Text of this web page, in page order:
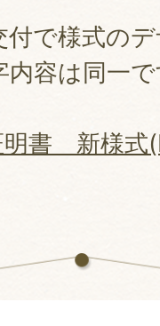
で様式の
容は同一
明書＿新様